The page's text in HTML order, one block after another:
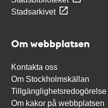
Stadsarkivet
Om webbplatsen
Kontakta oss
Om Stockholmskällan
Tillgänglighetsredogörelse
Om kakor på webbplatsen